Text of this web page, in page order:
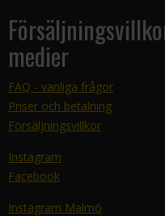
medier
FAQ - vanliga frågor
Priser och betalning
Försäljningsvillkor
Instagram
Facebook
Instagram Malmö